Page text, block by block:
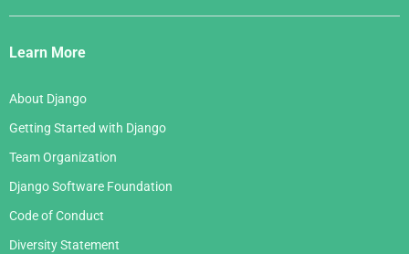
Django
Links
Learn More
About Django
Getting Started with Django
Team Organization
Django Software Foundation
Code of Conduct
Diversity Statement